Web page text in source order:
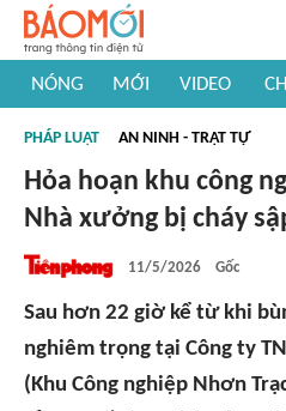
NÓNG MỚI VIDEO
#Khám phá Việt Nam
#Khám phá thế
PHÁP LUẬT AN NINH - TRẬT TỰ
Hỏa hoạn khu công
Nhà xưởng bị cháy
11/5/2026 Gốc
Sau hơn 22 giờ kể từ khi
nghiêm trọng tại Công ty
(Khu Công nghiệp Nhơn